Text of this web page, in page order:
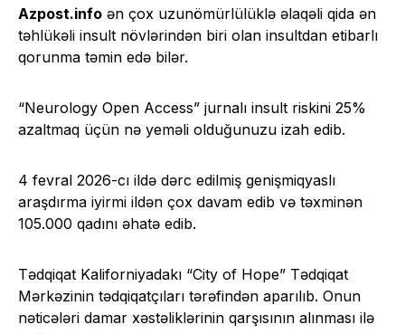
Azpost.info ən çox uzunömürlülüklə əlaqəli qida ən
təhlükəli insult növlərindən biri olan insultdan etibarlı
qorunma təmin edə bilər.
“Neurology Open Access” jurnalı insult riskini 25%
azaltmaq üçün nə yeməli olduğunuzu izah edib.
4 fevral 2026-cı ildə dərc edilmiş genişmiqyaslı
araşdırma iyirmi ildən çox davam edib və təxminən
105.000 qadını əhatə edib.
Tədqiqat Kaliforniyadakı “City of Hope” Tədqiqat
Mərkəzinin tədqiqatçıları tərəfindən aparılıb. Onun
nəticələri damar xəstəliklərinin qarşısının alınması ilə